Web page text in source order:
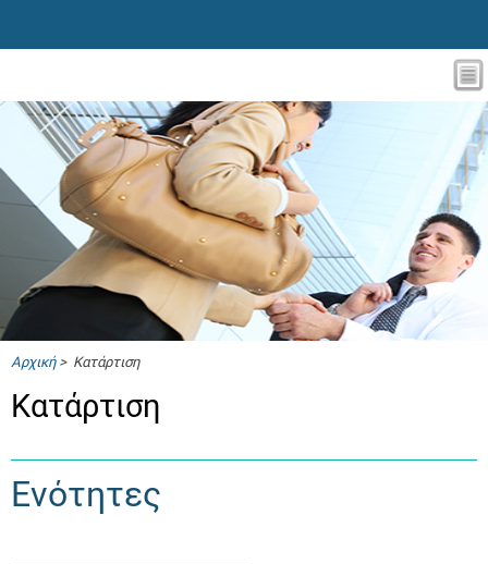
Αρχική> Κατάρτιση
Κατάρτιση
Ενότητες